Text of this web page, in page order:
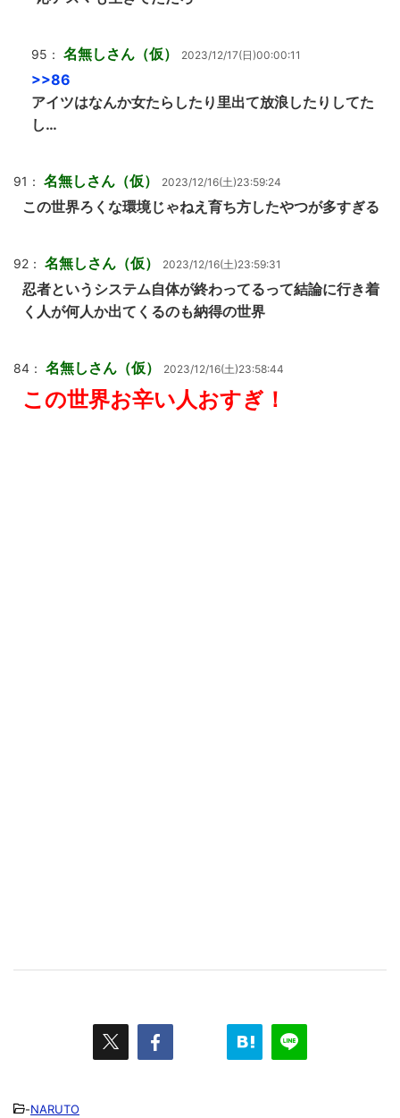
95： 名無しさん（仮） 2023/12/17(日)00:00:11
>>86
アイツはなんか女たらしたり里出て放浪したりしてた
し…
91： 名無しさん（仮） 2023/12/16(土)23:59:24
この世界ろくな環境じゃねえ育ち方したやつが多すぎる
92： 名無しさん（仮） 2023/12/16(土)23:59:31
忍者というシステム自体が終わってるって結論に行き着
く人が何人か出てくるのも納得の世界
84： 名無しさん（仮） 2023/12/16(土)23:58:44
この世界お辛い人おすぎ！
-NARUTO